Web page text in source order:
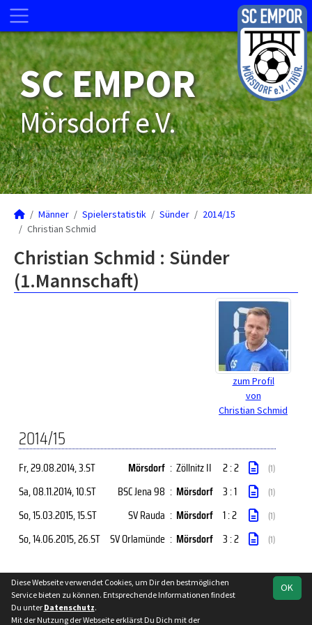
SC EMPOR
Mörsdorf e.V.
Männer Spielerstatistik Sünder
2014/15
Christian Schmid
Christian Schmid : Sünder
(1.Mannschaft)
zum Profil
von
Christian Schmid
2014/15
Fr, 29.08.2014, 3.ST Mörsdorf : Zöllnitz II 2 : 2 (1)
Sa, 08.11.2014, 10.ST BSC Jena 98 : Mörsdorf 3 : 1 (1)
So, 15.03.2015, 15.ST SV Rauda : Mörsdorf 1 : 2 (1)
So, 14.06.2015, 26.ST SV Orlamünde : Mörsdorf 3 : 2 (1)
soccero.de OK
Diese Webseite verwendet Cookies, um Dir den bestmöglichen
Service bieten zu können. Entsprechende Informationen findest
Du unter Datenschutz.
Mit der Nutzung der Webseite erklärst Du Dich mit der